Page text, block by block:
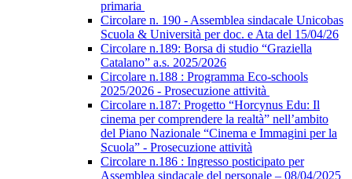
primaria
Circolare n. 190 - Assemblea sindacale Unicobas
Scuola & Università per doc. e Ata del 15/04/26
Circolare n.189: Borsa di studio “Graziella
Catalano” a.s. 2025/2026
Circolare n.188 : Programma Eco-schools
2025/2026 - Prosecuzione attività
Circolare n.187: Progetto “Horcynus Edu: Il
cinema per comprendere la realtà” nell’ambito
del Piano Nazionale “Cinema e Immagini per la
Scuola” - Prosecuzione attività
Circolare n.186 : Ingresso posticipato per
Assemblea sindacale del personale – 08/04/2025